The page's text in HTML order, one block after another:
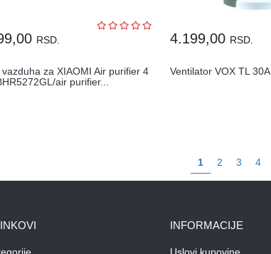
RSD.
vazduha za XIAOMI Air purifier 4
air purifier...
4.199,00 RSD.
Ventilator VOX TL 30A
1 2 3 4
INFORMACIJE